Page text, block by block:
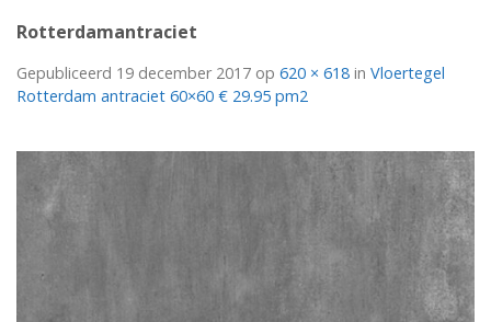
Rotterdamantraciet
Gepubliceerd 19 december 2017 op 620 × 618 in Vloertegel
Rotterdam antraciet 60×60 € 29.95 pm2